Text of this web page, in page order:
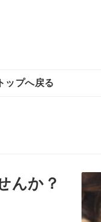
トップへ戻る
んか？